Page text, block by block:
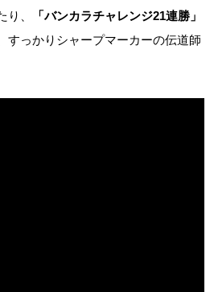
り、
「バンカラチャレンジ21連勝」
すっかりシャープマーカーの伝道師